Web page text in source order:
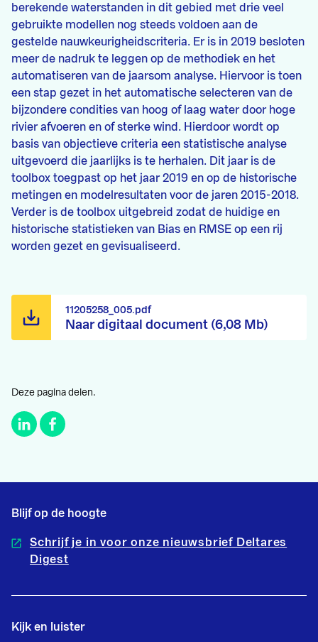
berekende waterstanden in dit gebied met drie veel
gebruikte modellen nog steeds voldoen aan de
gestelde nauwkeurigheidscriteria. Er is in 2019 besloten
meer de nadruk te leggen op de methodiek en het
automatiseren van de jaarsom analyse. Hiervoor is toen
een stap gezet in het automatische selecteren van de
bijzondere condities van hoog of laag water door hoge
rivier afvoeren en of sterke wind. Hierdoor wordt op
basis van objectieve criteria een statistische analyse
uitgevoerd die jaarlijks is te herhalen. Dit jaar is de
toolbox toegpast op het jaar 2019 en op de historische
metingen en modelresultaten voor de jaren 2015-2018.
Verder is de toolbox uitgebreid zodat de huidige en
historische statistieken van Bias en RMSE op een rij
worden gezet en gevisualiseerd.
Naar digitaal document (6,08 Mb)
11205258_005.pdf
Deze pagina delen.
Blijf op de hoogte
Schrijf je in voor onze nieuwsbrief Deltares
Digest
Kijk en luister